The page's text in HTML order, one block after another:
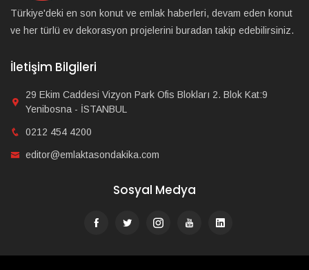
Türkiye'deki en son konut ve emlak haberleri, devam eden konut
ve her türlü ev dekorasyon projelerini buradan takip edebilirsiniz.
İletişim Bilgileri
29 Ekim Caddesi Vizyon Park Ofis Blokları 2. Blok Kat:9
Yenibosna - İSTANBUL
0212 454 4200
editor@emlaktasondakika.com
Sosyal Medya